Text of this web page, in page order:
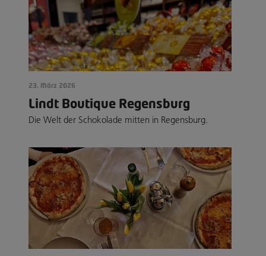
23. März 2026
Lindt Boutique Regensburg
Die Welt der Schokolade mitten in Regensburg.